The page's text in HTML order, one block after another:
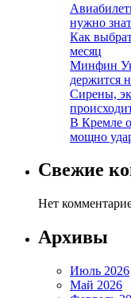
нужно
Как
месяц
Минфин
держится
Сирены,
В Кремле
мощно
Свежие
Нет
Архивы
Июль 2026
Май 2026